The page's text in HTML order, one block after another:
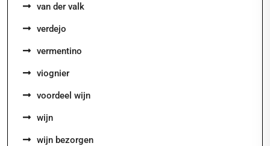
van der valk
verdejo
vermentino
viognier
voordeel wijn
wijn
wijn bezorgen